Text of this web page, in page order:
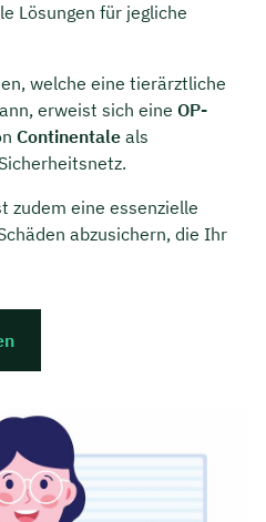
Lösungen für jegliche
welche eine tierärztliche
erweist sich eine OP-
Continentale als
zudem eine essenzielle
abzusichern, die Ihr